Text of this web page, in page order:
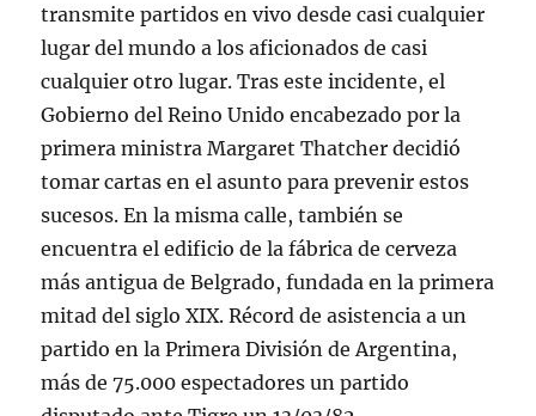
transmite partidos en vivo desde casi cualquier
lugar del mundo a los aficionados de casi
cualquier otro lugar. Tras este incidente, el
Gobierno del Reino Unido encabezado por la
primera ministra Margaret Thatcher decidió
tomar cartas en el asunto para prevenir estos
sucesos. En la misma calle, también se
encuentra el edificio de la fábrica de cerveza
más antigua de Belgrado, fundada en la primera
mitad del siglo XIX. Récord de asistencia a un
partido en la Primera División de Argentina,
más de 75.000 espectadores un partido